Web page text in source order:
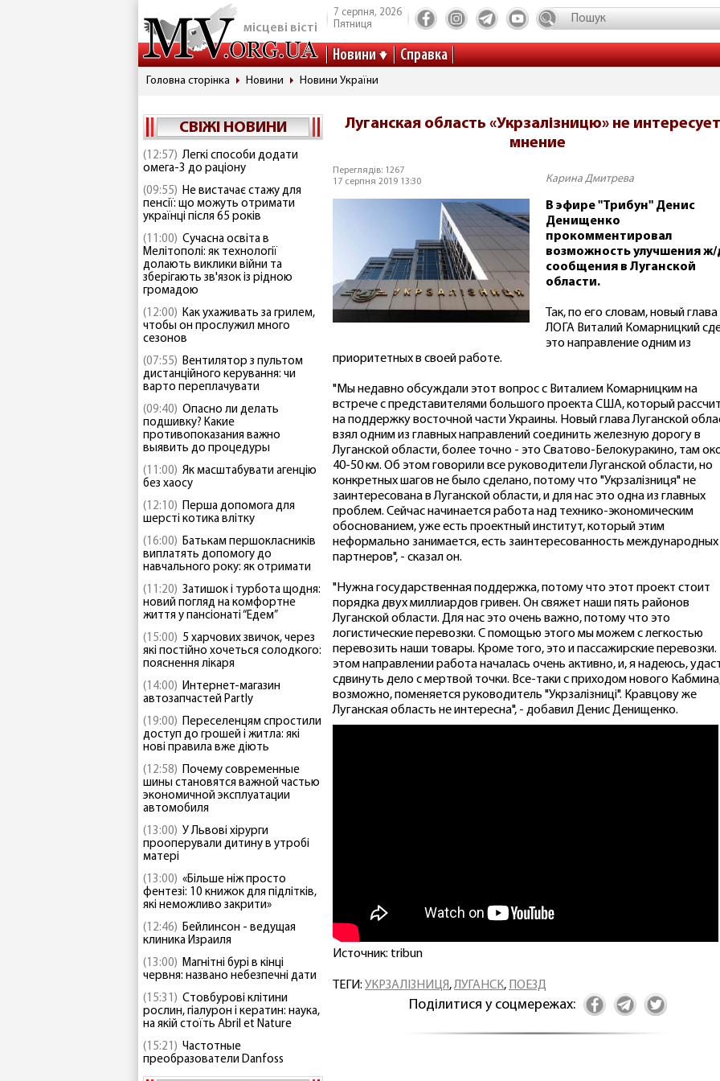
місцеві вісті
7 серпня, 2026
Пятниця
Новини Справка
Головна сторінка Новини Новини України
СВІЖІ НОВИНИ
(12:57) Легкі способи додати
омега-3 до раціону
(09:55) Не вистачає стажу для
пенсії: що можуть отримати
українці після 65 років
(11:00) Сучасна освіта в
Мелітополі: як технології
долають виклики війни та
зберігають зв'язок із рідною
громадою
(12:00) Как ухаживать за грилем,
чтобы он прослужил много
сезонов
(07:55) Вентилятор з пультом
дистанційного керування: чи
варто переплачувати
(09:40) Опасно ли делать
подшивку? Какие
противопоказания важно
выявить до процедуры
(11:00) Як масштабувати агенцію
без хаосу
(12:10) Перша допомога для
шерсті котика влітку
(16:00) Батькам першокласників
виплатять допомогу до
навчального року: як отримати
(11:20) Затишок і турбота щодня:
новий погляд на комфортне
життя у пансіонаті “Едем”
(15:00) 5 харчових звичок, через
які постійно хочеться солодкого:
пояснення лікаря
(14:00) Интернет-магазин
автозапчастей Partly
(19:00) Переселенцям спростили
доступ до грошей і житла: які
нові правила вже діють
(12:58) Почему современные
шины становятся важной частью
экономичной эксплуатации
автомобиля
(13:00) У Львові хірурги
прооперували дитину в утробі
матері
(13:00) «Більше ніж просто
фентезі: 10 книжок для підлітків,
які неможливо закрити»
(12:46) Бейлинсон - ведущая
клиника Израиля
(13:00) Магнітні бурі в кінці
червня: названо небезпечні дати
(15:31) Стовбурові клітини
рослин, гіалурон і кератин: наука,
на якій стоїть Abril et Nature
(15:21) Частотные
преобразователи Danfoss
Луганская область «Укрзалізницю» не
мнение
Переглядів: 1267
17 серпня 2019 13:30
Карина Дмитрева
В эфире "Трибун" Денис
Денищенко
прокомментировал
возможность улучшения ж/
сообщения в Луганской
области.
Так, по его словам, новый глава
ЛОГА Виталий Комарницкий
это направление одним из
приоритетных в своей работе.
"Мы недавно обсуждали этот вопрос с Виталием Комарницким на
встрече с представителями большого проекта США, который
на поддержку восточной части Украины. Новый глава Луганской
взял одним из главных направлений соединить железную дорогу в
Луганской области, более точно - это Сватово-Белокуракино, там
40-50 км. Об этом говорили все руководители Луганской области, но
конкретных шагов не было сделано, потому что "Укрзалізниця" не
заинтересована в Луганской области, и для нас это одна из главных
проблем. Сейчас начинается работа над технико-экономическим
обоснованием, уже есть проектный институт, который этим
неформально занимается, есть заинтересованность международных
партнеров", - сказал он.
"Нужна государственная поддержка, потому что этот проект стоит
порядка двух миллиардов гривен. Он свяжет наши пять районов
Луганской области. Для нас это очень важно, потому что это
логистические перевозки. С помощью этого мы можем с легкостью
перевозить наши товары. Кроме того, это и пассажирские перевозки.
этом направлении работа началась очень активно, и, я надеюсь,
сдвинуть дело с мертвой точки. Все-таки с приходом нового
возможно, поменяется руководитель "Укрзалізниці". Кравцову же
Луганская область не интересна", - добавил Денис Денищенко.
Источник: tribun
ТЕГИ: УКРЗАЛІЗНИЦЯ,ЛУГАНСК, ПОЕЗД
Поділитися у соцмережах: